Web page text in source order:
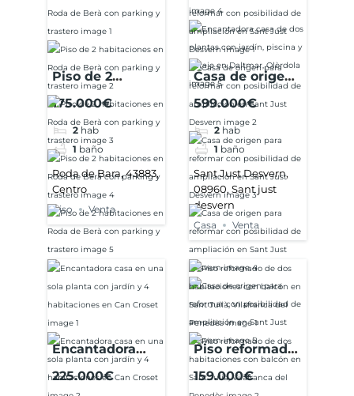
Piso de 2
habitaciones en
con parking y
trastero
175.000€
2 hab
1 baño
Roda de Bara, 43883,
Centro
Piso Venta
Casa de origen
para reformar
de ampliación
en Sant Just
Desvern
599.000€
2 hab
1 baño
Sant Just Desvern,
08960, Sant just
desvern
Casa Venta
Encantadora
casa en una
225.000€
Piso reformado
de dos
159.000€